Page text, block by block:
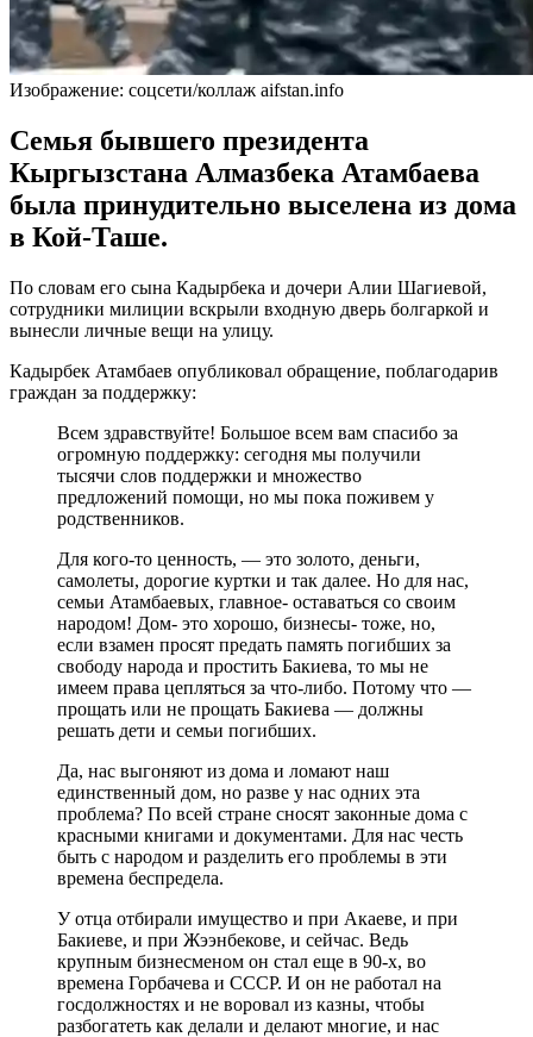
Изображение: соцсети/коллаж aifstan.info
Семья бывшего президента
Кыргызстана Алмазбека Атамбаева
была принудительно выселена из дома
в Кой-Таше.
По словам его сына Кадырбека и дочери Алии Шагиевой,
сотрудники милиции вскрыли входную дверь болгаркой и
вынесли личные вещи на улицу.
Кадырбек Атамбаев опубликовал обращение, поблагодарив
граждан за поддержку:
Всем здравствуйте! Большое всем вам спасибо за
огромную поддержку: сегодня мы получили
тысячи слов поддержки и множество
предложений помощи, но мы пока поживем у
родственников.
Для кого-то ценность, — это золото, деньги,
самолеты, дорогие куртки и так далее. Но для нас,
семьи Атамбаевых, главное- оставаться со своим
народом! Дом- это хорошо, бизнесы- тоже, но,
если взамен просят предать память погибших за
свободу народа и простить Бакиева, то мы не
имеем права цепляться за что-либо. Потому что —
прощать или не прощать Бакиева — должны
решать дети и семьи погибших.
Да, нас выгоняют из дома и ломают наш
единственный дом, но разве у нас одних эта
проблема? По всей стране сносят законные дома с
красными книгами и документами. Для нас честь
быть с народом и разделить его проблемы в эти
времена беспредела.
У отца отбирали имущество и при Акаеве, и при
Бакиеве, и при Жээнбекове, и сейчас. Ведь
крупным бизнесменом он стал еще в 90-х, во
времена Горбачева и СССР. И он не работал на
госдолжностях и не воровал из казны, чтобы
разбогатеть как делали и делают многие, и нас